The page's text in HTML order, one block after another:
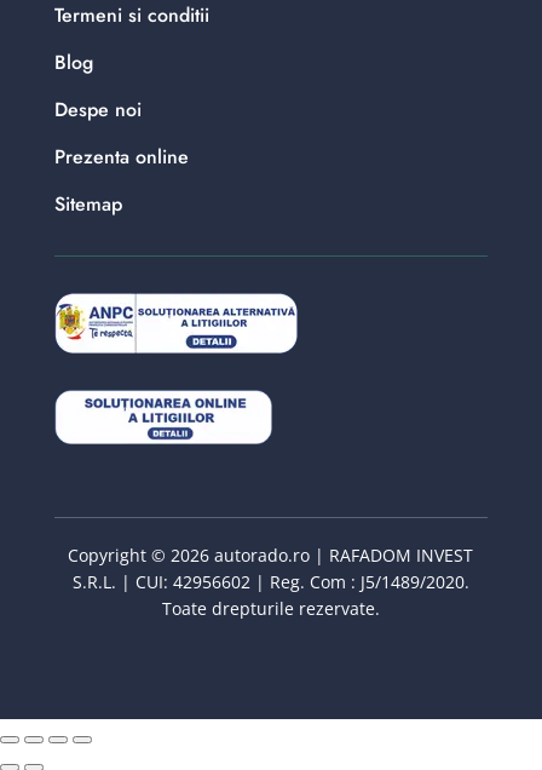
Termeni si conditii
Blog
Despe noi
Prezenta online
Sitemap
Copyright © 2026 autorado.ro | RAFADOM INVEST
S.R.L. | CUI: 42956602 | Reg. Com : J5/1489/2020.
Toate drepturile rezervate.